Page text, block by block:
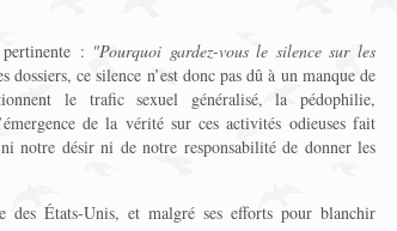
: "Pourquoi gardez-vous le silence sur les
dossiers, ce silence n’est donc pas dû à un manque de
le trafic sexuel généralisé, la pédophilie,
de la vérité sur ces activités odieuses fait
notre désir ni de notre responsabilité de donner les
des États-Unis, et malgré ses efforts pour blanchir